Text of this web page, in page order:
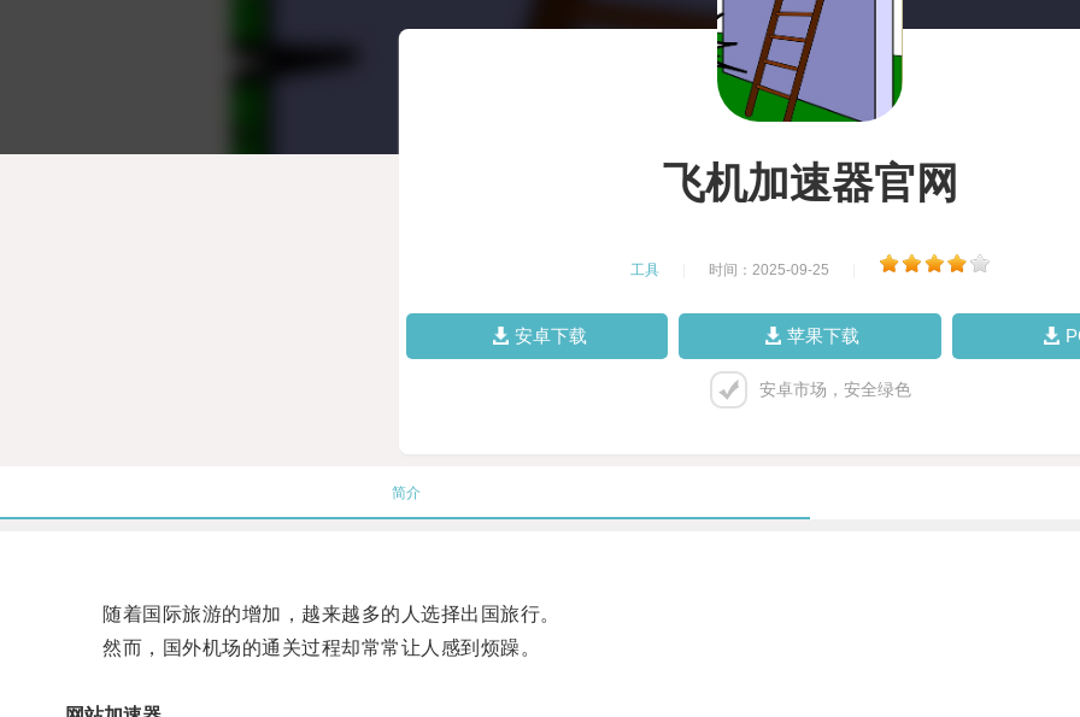
飞机加速器官网
工具 时间：2025-09-25
安卓下载 苹果下载
安卓市场，安全绿色
简介
随着国际旅游的增加，越来越多的人选择出国旅行。
然而，国外机场的通关过程却常常让人感到烦躁。